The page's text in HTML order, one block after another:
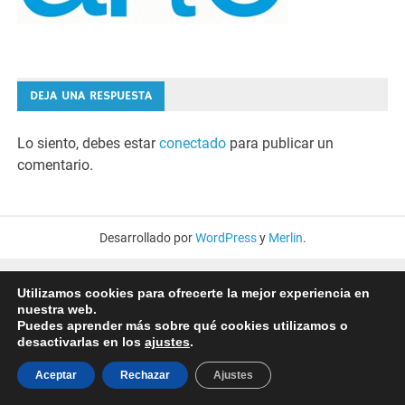
DEJA UNA RESPUESTA
Lo siento, debes estarconectado para publicar un
comentario.
Desarrollado porWordPressy Merlin.
Utilizamos cookies para ofrecerte la mejor experiencia en
nuestra web.
Puedes aprender más sobre qué cookies utilizamos o
desactivarlas en los ajustes.
Aceptar Rechazar Ajustes